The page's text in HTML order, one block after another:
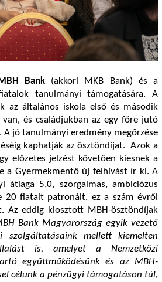
MBH Bank (akkori MKB Bank) és a
tanulmányi támogatására. A
az általános iskola első és második
és családjukban az egy főre jutó
jó tanulmányi eredmény megőrzése
kaphatják az ösztöndíjat. Azok a
előzetes jelzést követően kiesnek a
a Gyermekmentő új felhívást ír ki. A
átlaga 5,0, szorgalmas, ambiciózus
20 fiatalt patronált, ez a szám évről
eddig kiosztott MBH-ösztöndíjak
Bank Magyarország egyik vezető
szolgáltatásaink mellett kiemelten
is, amelyet a Nemzetközi
együttműködésünk és az MBH-
célunk a pénzügyi támogatáson túl,